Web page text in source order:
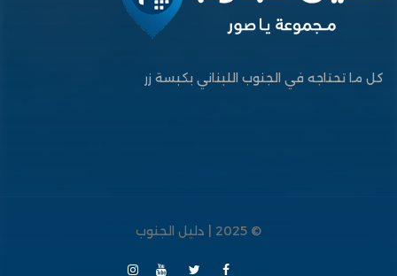
كل ما تحتاجه في الجنوب اللبناني بكبسة زر
© 2025 | دليل الجنوب